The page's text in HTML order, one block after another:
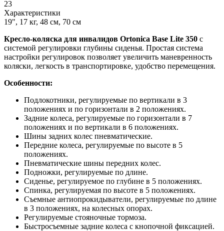
23
Характеристики
19", 17 кг, 48 см, 70 см
Кресло-коляска для инвалидов Ortonica Base Lite 350 с
системой регулировки глубины сиденья. Простая система
настройки регулировок позволяет увеличить маневренность
коляски, легкость в транспортировке, удобство перемещения.
Особенности:
Подлокотники, регулируемые по вертикали в 3
положениях и по горизонтали в 2 положениях.
Задние колеса, регулируемые по горизонтали в 7
положениях и по вертикали в 6 положениях.
Шины задних колес пневматические.
Передние колеса, регулируемые по высоте в 5
положениях.
Пневматические шины передних колес.
Подножки, регулируемые по длине.
Сиденье, регулируемое по глубине в 5 положениях.
Спинка, регулируемая по высоте в 5 положениях.
Съемные антиопрокидыватели, регулируемые по длине
в 3 положениях, на колесных опорах.
Регулируемые стояночные тормоза.
Быстросъемные задние колеса с кнопочной фиксацией.